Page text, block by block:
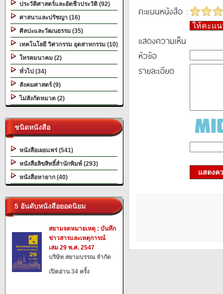
ประวัติศาสตร์และอัตชีวประวัติ (92)
ศาสนาและปรัชญา (16)
ศิลปะและวัฒนธรรม (35)
เทคโนโลยี วิศวกรรม อุตสาหกรรม (10)
โทรคมนาคม (2)
ทั่วไป (34)
สังคมศาสตร์ (9)
ไม่สังกัดหมวด (2)
ชนิดหนังสือ
หนังสือเผยแพร่ (541)
หนังสือลิขสิทธิ์สำนักพิมพ์ (293)
หนังสือหายาก (40)
5 อันดับหนังสือยอดนิยม
สยามจดหมายเหตุ : บันทึก
ข่าวสารและเหตุการณ์
เล่ม 29 พ.ศ. 2547
บริษัท สยามบรรณ จำกัด
เปิดอ่าน 34 ครั้ง
คะแนนหนังสือ :
ให้คะแ
แสดงความเห็น
หัวข้อ
รายละเอียด
แสดงค